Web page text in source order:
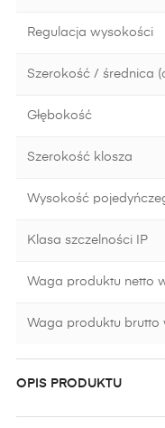
Regulacja wysokości
Szerokość / średnica
Głębokość
Szerokość klosza
Wysokość
Klasa szczelności IP
Waga produktu netto
Waga produktu brutto
OPIS PRODUKTU